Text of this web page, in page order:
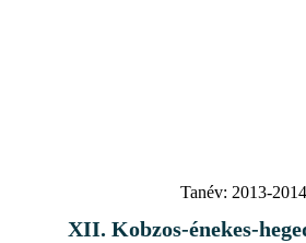
Tanév: 2013-2014
XII. Kobzos-énekes-